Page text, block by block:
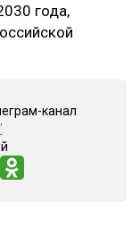
года,
канал